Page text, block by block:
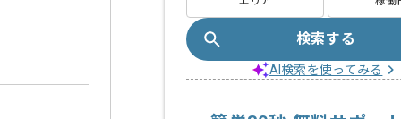
検索する
AI検索を使ってみる